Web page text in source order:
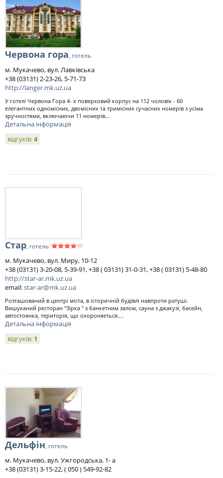
Червона гора, готель
м. Мукачево, вул. Лавківська
+38 (03131) 2-23-26, 5-71-73
http://langer.mk.uz.ua
У готелі Червона Гора 4- х поверховий корпус на 112 чоловік - 60
елегантних одномісних, двомісних та тримісних сучасних номерів з усіма
зручностями, включаючи 11 номерів...
Детальна інформація
відгуків:4
Стар, готель
м. Мукачево, вул. Миру, 10-12
+38 (03131) 3-20-08, 5-39-91, +38 ( 03131) 31-0-31, +38 ( 03131) 5-48-80
http://star-ar.mk.uz.ua
email:star-ar@mk.uz.ua
Розташований в центрі міста, в історичній будівлі навпроти ратуші.
Вишуканий ресторан "Зірка " з банкетним залом, сауна з джакузі, басейн,
автостоянка, територія, що охороняється....
Детальна інформація
відгуків: 1
Дельфін, готель
м. Мукачево, вул. Ужгородська, 1- а
+38 (03131) 3-15-22, ( 050 ) 549-92-82